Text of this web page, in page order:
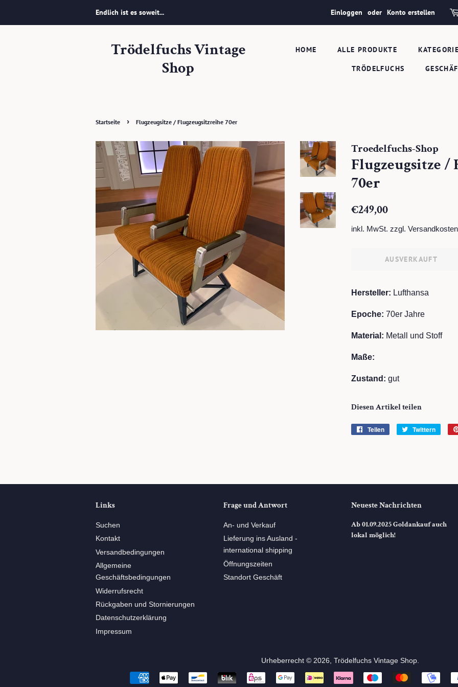
Endlich ist es soweit... Einloggen oder Konto erstellen
Trödelfuchs Vintage
Shop
HOME ALLE PRODUKTE
TRÖDELFUCHS
Startseite › Flugzeugsitze / Flugzeugsitzreihe 70er
Troedelfuchs-Shop
Flugzeugsitze /
70er
Normaler
€249,00
inkl. MwSt. zzgl. Versandkosten
AUSVERKAUFT
Hersteller: Lufthansa
Epoche: 70er Jahre
Material: Metall und Stoff
Maße:
Zustand: gut
Diesen Artikel teilen
Teilen Twittern
Links
Suchen
Kontakt
Versandbedingungen
Allgemeine
Geschäftsbedingungen
Widerrufsrecht
Rückgaben und Stornierungen
Datenschutzerklärung
Impressum
Frage und Antwort
An- und Verkauf
Lieferung ins Ausland -
international shipping
Öffnungszeiten
Standort Geschäft
Neueste Nachrichten
Ab 01.09.2025 Goldankauf auch
lokal möglich!
Urheberrecht © 2026, Trödelfuchs Vintage Shop. ⠀
Zahlungsarten